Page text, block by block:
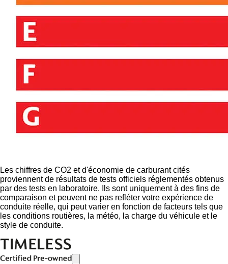
Les chiffres de CO2 et d'économie de carburant cités
proviennent de résultats de tests officiels réglementés obtenus
par des tests en laboratoire. Ils sont uniquement à des fins de
comparaison et peuvent ne pas refléter votre expérience de
conduite réelle, qui peut varier en fonction de facteurs tels que
les conditions routières, la météo, la charge du véhicule et le
style de conduite.